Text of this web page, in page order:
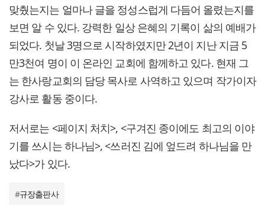
맞췄는지는 얼마나 글을 정성스럽게 다듬어 올렸는지를
보면 알 수 있다. 강력한 일상 은혜의 기록이 삶의 예배가
되었다. 첫날 3명으로 시작하였지만 2년이 지난 지금 5
만3천여 명이 이 온라인 교회에 함께하고 있다. 현재 그
는 한사랑교회의 담당 목사로 사역하고 있으며 작가이자
강사로 활동 중이다.
저서로는 <페이지 처치>, <구겨진 종이에도 최고의 이야
기를 쓰시는 하나님>, <쓰러진 김에 엎드려 하나님을 만
났다>가 있다.
#규장출판사